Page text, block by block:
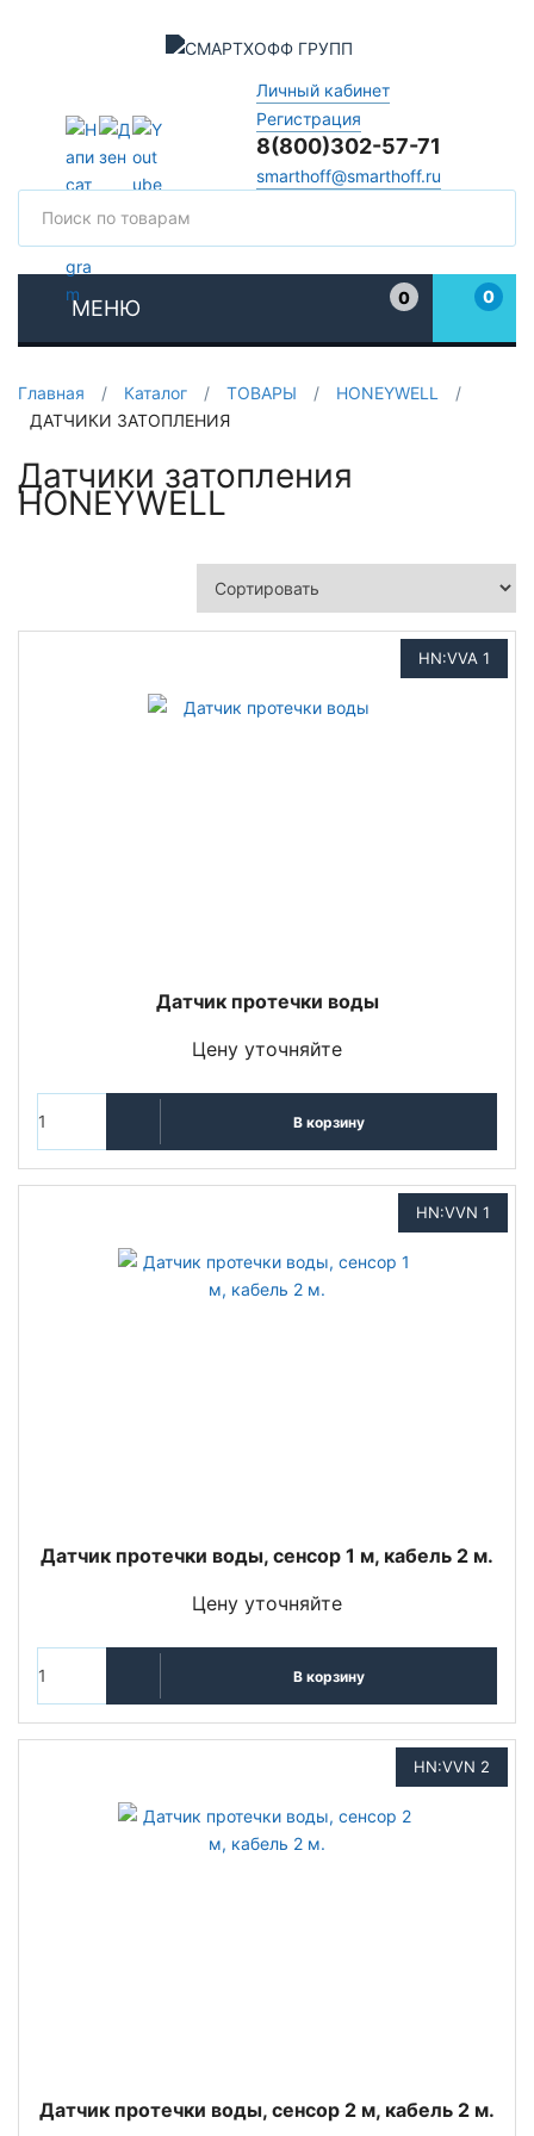
Личный кабинет
Регистрация
8(800)302-57-71
smarthoff@smarthoff.ru
МЕНЮ
0
0
Главная / Каталог / ТОВАРЫ / HONEYWELL
/
ДАТЧИКИ ЗАТОПЛЕНИЯ
Датчики затопления
HONEYWELL
HN:VVA 1
Датчик протечки воды
Цену уточняйте
В корзину
HN:VVN 1
Датчик протечки воды, сенсор 1 м, кабель 2 м.
Цену уточняйте
В корзину
HN:VVN 2
Датчик протечки воды, сенсор 2 м, кабель 2 м.